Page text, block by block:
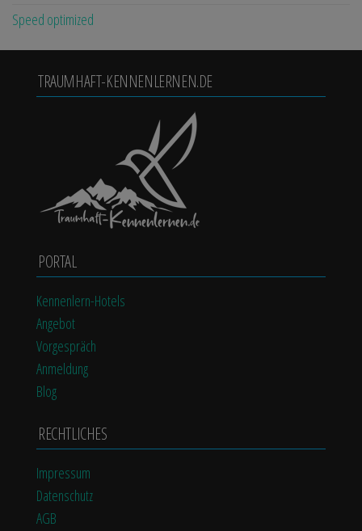
Speed optimized
TRAUMHAFT-KENNENLERNEN.DE
PORTAL
Kennenlern-Hotels
Angebot
Vorgespräch
Anmeldung
Blog
RECHTLICHES
Impressum
Datenschutz
AGB